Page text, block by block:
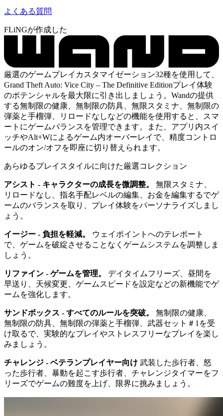
よくある質問
FLiNGが作成した
厳選のゲームプレイカスタマイゼーション32種を使用して、
Grand Theft Auto: Vice City – The Definitive Editionプレイ体験
のポテンシャルを最大限に引き出しましょう。Wandの提供
する無制限の健康、無制限の防具、無限スタミナ、無制限の
弾薬と手榴弾、リロードなしなどの機能を使用すると、スマ
ートにゲームバランスを管理できます。また、アプリ内スイ
ッチやAlt+Wによるゲーム内オーバーレイで、精度コントロ
ールのオン/オフを即座に切り替えられます。
あらゆるプレイスタイルに向けた厳選コレクション
アシスト - キャラクターの成長を微調整。
無限スタミナ、
リロードなし、指名手配レベルの編集、お金を編集するでゲ
ームのバランスを取り、プレイ体験をパーソナライズしまし
ょう。
イージー - 負担を軽減。
ウェイポイントへのテレポート
で、ゲームを破綻させることなくゲームシステムを調整しま
しょう。
リファイン - ゲームを管理。
デイタイムフリーズ、昼間を
早送り、天候変更、ゲームスピードを設定などの新機能でゲ
ームを強化します。
サンドボックス - すべてのルールを突破。
無制限の健康、
無制限の防具、無制限の弾薬と手榴弾、武器セット＃1を受
け取るで、実験的なプレイやストレスフリーなプレイを楽し
みましょう。
チャレンジ - ベテランプレイヤー向け 武装した歩行者、怒
った歩行者、暴動を起こす歩行者、チャレンジタイマーをフ
リーズでゲームの難度を上げ、限界に挑みましょう。